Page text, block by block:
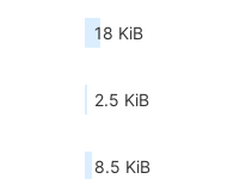
18 KiB
2.5 KiB
8.5 KiB